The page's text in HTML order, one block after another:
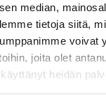
median,
tietoja siitä,
voivat
joita olet
heidän
kokemuksella